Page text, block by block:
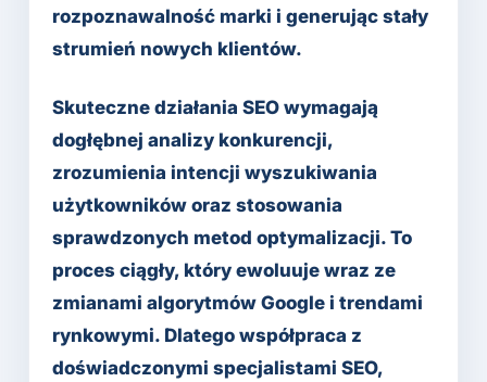
rozpoznawalność marki i generując stały
strumień nowych klientów.
Skuteczne działania SEO wymagają
dogłębnej analizy konkurencji,
zrozumienia intencji wyszukiwania
użytkowników oraz stosowania
sprawdzonych metod optymalizacji. To
proces ciągły, który ewoluuje wraz ze
zmianami algorytmów Google i trendami
rynkowymi. Dlatego współpraca z
doświadczonymi specjalistami SEO,